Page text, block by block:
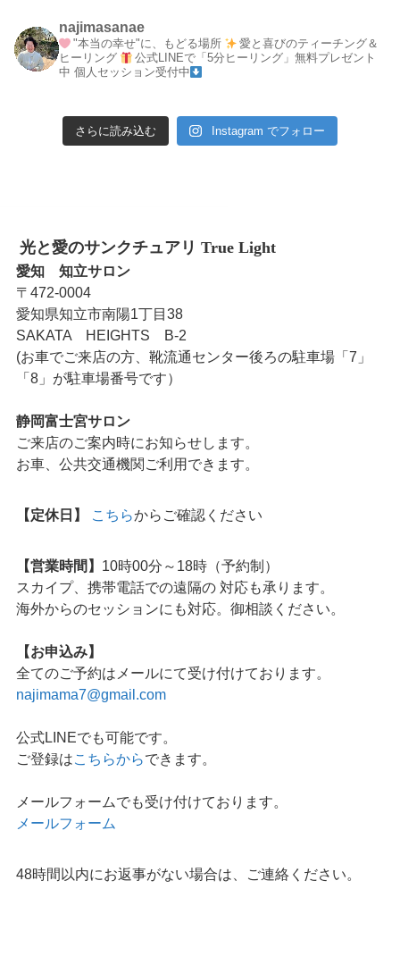
najimasanae
"本当の幸せ"に、もどる場所
愛と喜びのティーチング＆
ヒーリング
公式LINEで「5分ヒーリング」無料プレゼント
中 個人セッション受付中
さらに読み込む Instagram でフォロー
光と愛のサンクチュアリ True Light
愛知 知立サロン
〒472-0004
愛知県知立市南陽1丁目38
SAKATA HEIGHTS B-2
(お車でご来店の方、靴流通センター後ろの駐車場「7」
「8」が駐車場番号です）
静岡富士宮サロン
ご来店のご案内時にお知らせします。
お車、公共交通機関ご利用できます。
【定休日】 こちらからご確認ください
【営業時間】 10時00分～18時（予約制）
スカイプ、携帯電話での遠隔の 対応も承ります。
海外からのセッションにも対応。御相談ください。
【お申込み】
全てのご予約はメールにて受け付けております。
najimama7@gmail.com
公式LINEでも可能です。
ご登録はこちらからできます。
メールフォームでも受け付けております。
メールフォーム
48時間以内にお返事がない場合は、ご連絡ください。